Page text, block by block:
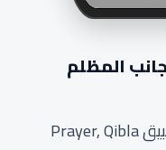
المظلم
يمثل النموذج الربحي المعتمد فى تطبيق Prayer, Qibla